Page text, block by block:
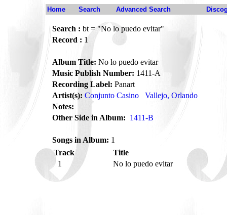
Home Search Advanced Search
Search : bt = "No lo puedo evitar"
Record : 1
Album Title: No lo puedo evitar
Music Publish Number: 1411-A
Recording Label: Panart
Artist(s): Conjunto Casino
Vallejo, Orlando
Notes:
Other Side in Album: 1411-B
Songs in Album: 1
Track
Title
1
No lo puedo evitar